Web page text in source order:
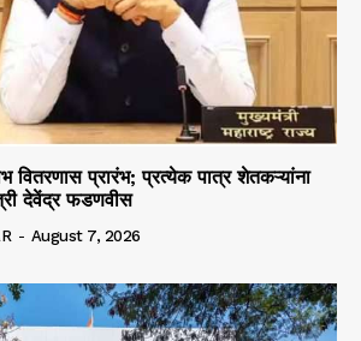
वितरणास प्रारंभ; प्रत्येक पात्र शेतकऱ्यांना
देवेंद्र फडणवीस
- August 7, 2026